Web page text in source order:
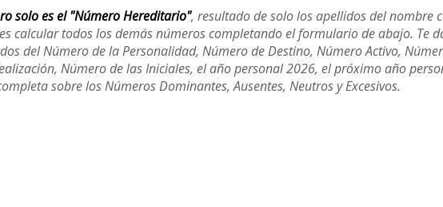
solo es el "Número Hereditario", resultado de solo los apellidos del nombre
calcular todos los demás números completando el formulario de abajo. Te
del Número de la Personalidad, Número de Destino, Número Activo,
Número de las Iniciales, el año personal 2026, el próximo año
sobre los Números Dominantes, Ausentes, Neutros y Excesivos.